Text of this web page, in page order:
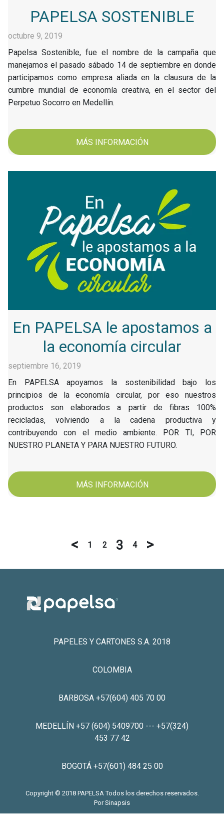
PAPELSA SOSTENIBLE
octubre 9, 2019
Papelsa Sostenible, fue el nombre de la campaña que
manejamos el pasado sábado 14 de septiembre en donde
participamos como empresa aliada en la clausura de la
cumbre mundial de economía creativa, en el sector del
Perpetuo Socorro en Medellín.
MÁS INFORMACIÓN
En PAPELSA le apostamos a
la economía circular
septiembre 16, 2019
En PAPELSA apoyamos la sostenibilidad bajo los
principios de la economía circular, por eso nuestros
productos son elaborados a partir de fibras 100%
recicladas, volviendo a la cadena productiva y
contribuyendo con el medio ambiente. POR TI, POR
NUESTRO PLANETA Y PARA NUESTRO FUTURO.
MÁS INFORMACIÓN
< 1 2 3 4 >
PAPELES Y CARTONES S.A. 2018
COLOMBIA
BARBOSA +57(604) 405 70 00
MEDELLÍN +57 (604) 5409700 --- +57(324)
453 77 42
BOGOTÁ +57(601) 484 25 00
Copyright © 2018 PAPELSA Todos los derechos reservados.
PorSinapsis